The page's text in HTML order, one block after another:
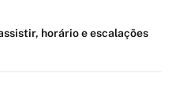
horário e escalações